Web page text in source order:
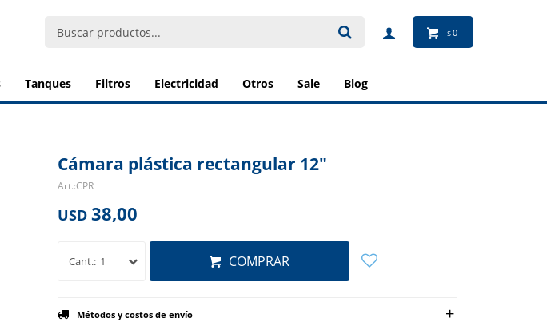
tanques filtros electricidad otros sale blog
$0
Cámara plástica rectangular 12"
CPR
USD 38,00
1 COMPRAR
Métodos y costos de envío